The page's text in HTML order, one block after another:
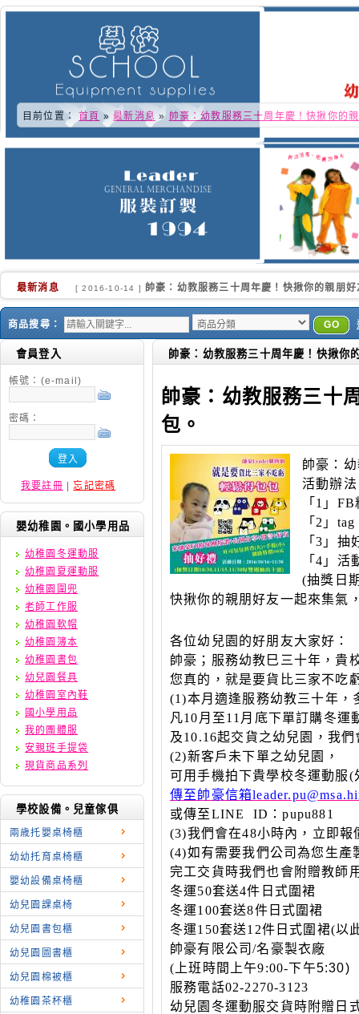
目前位置： 首頁 »最新消息 » 帥豪：幼教服務三十周年慶！快揪你的
最新消息 [ 2016-10-02 ] 又快到了學校換季的時侯.更感謝各位好朋友
商品搜尋： GO
會員登入
帳號：(e-mail)
密碼：
登入
我要註冊 |忘記密碼
嬰幼稚園。國小學用品
幼稚園冬運動服
幼稚園夏運動服
幼稚園圍兜
老師工作服
幼稚園軟帽
幼稚園簿本
幼稚園書包
幼兒園餐具
幼稚園室內鞋
國小學用品
我的團體服
安親班手提袋
現貨商品系列
學校設備。兒童傢俱
兩歳托嬰桌椅櫃
幼幼托育桌椅櫃
嬰幼設備桌椅櫃
幼兒園課桌椅
幼兒園書包櫃
幼兒園圖書櫃
幼兒園棉被櫃
幼稚園茶杯櫃
帥豪：幼教服務三十周年慶！快揪你
帥豪：幼教服務三十
包。
帥豪：
活動辦
「1」
「2」
「3」
「4」
(抽獎日
快揪你的親朋好友一起來集氣
各位幼兒園的好朋友大家好：
帥豪；服務幼教巳三十年，貴
您真的，就是要貨比三家不吃
(1)本月適逢服務幼教三十年，
凡10月至11月底下單訂購冬運
及10.16起交貨之幼兒園，我
(2)新客戶未下單之幼兒園，
可用手機拍下貴學校冬運動服
傳至帥豪信箱
或傳至LINE ID：pupu881
(3)我們會在48小時內，立即報
(4)如有需要我們公司為您生產
完工交貨時我們也會附贈教師
冬運50套送4件日式圍裙
冬運100套送8件日式圍裙
冬運150套送12件日式圍裙(以
帥豪有限公司/名豪製衣廠
( 上班時間上午9:00-下午5:30)
服務電話02-2270-3123
幼兒園冬運動服交貨時附贈日